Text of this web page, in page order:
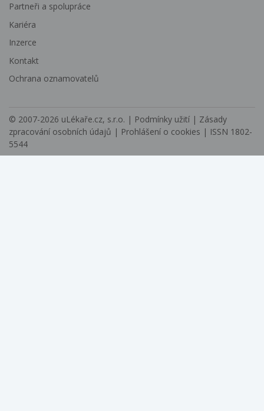
Partneři a spolupráce
Kariéra
Inzerce
Kontakt
Ochrana oznamovatelů
© 2007-2026 uLékaře.cz, s.r.o. | Podmínky užití | Zásady
zpracování osobních údajů | Prohlášení o cookies | ISSN 1802-
5544